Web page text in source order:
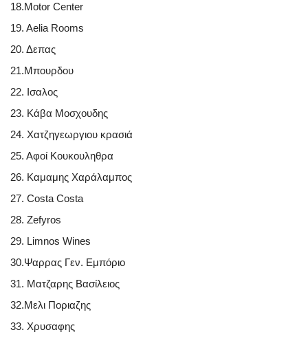
18.Motor Center
19. Aelia Rooms
20. Δεπας
21.Μπουρδου
22. Ισαλος
23. Κάβα Μοσχουδης
24. Χατζηγεωργιου κρασιά
25. Αφοί Κουκουληθρα
26. Καμαμης Χαράλαμπος
27. Costa Costa
28. Zefyros
29. Limnos Wines
30.Ψαρρας Γεν. Εμπόριο
31. Ματζαρης Βασίλειος
32.Μελι Ποριαζης
33. Χρυσαφης